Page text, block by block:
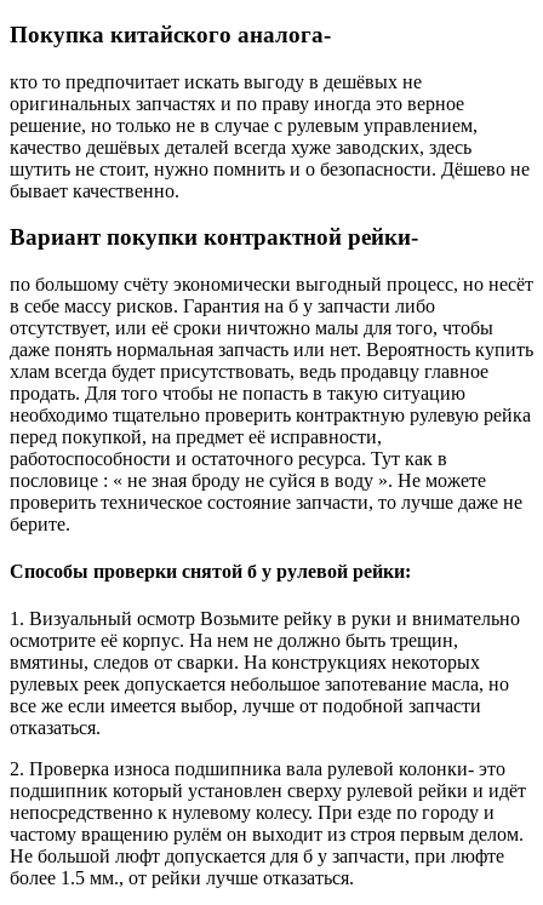
Покупка китайского аналога-
кто то предпочитает искать выгоду в дешёвых не
оригинальных запчастях и по праву иногда это верное
решение, но только не в случае с рулевым управлением,
качество дешёвых деталей всегда хуже заводских, здесь
шутить не стоит, нужно помнить и о безопасности. Дёшево не
бывает качественно.
Вариант покупки контрактной рейки-
по большому счёту экономически выгодный процесс, но несёт
в себе массу рисков. Гарантия на б у запчасти либо
отсутствует, или её сроки ничтожно малы для того, чтобы
даже понять нормальная запчасть или нет. Вероятность купить
хлам всегда будет присутствовать, ведь продавцу главное
продать. Для того чтобы не попасть в такую ситуацию
необходимо тщательно проверить контрактную рулевую рейка
перед покупкой, на предмет её исправности,
работоспособности и остаточного ресурса. Тут как в
пословице : « не зная броду не суйся в воду ». Не можете
проверить техническое состояние запчасти, то лучше даже не
берите.
Способы проверки снятой б у рулевой рейки:
1. Визуальный осмотр Возьмите рейку в руки и внимательно
осмотрите её корпус. На нем не должно быть трещин,
вмятины, следов от сварки. На конструкциях некоторых
рулевых реек допускается небольшое запотевание масла, но
все же если имеется выбор, лучше от подобной запчасти
отказаться.
2. Проверка износа подшипника вала рулевой колонки- это
подшипник который установлен сверху рулевой рейки и идёт
непосредственно к нулевому колесу. При езде по городу и
частому вращению рулём он выходит из строя первым делом.
Не большой люфт допускается для б у запчасти, при люфте
более 1.5 мм., от рейки лучше отказаться.